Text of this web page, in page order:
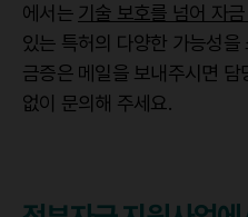
에서는 기술 보호를 넘어 자
있는 특허의 다양한 가능성
금증은 메일을 보내주시면
없이 문의해 주세요.